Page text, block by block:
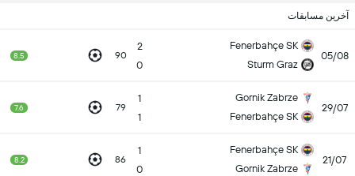
آخرین مسابقات
05/08
Fenerbahçe SK
Sturm Graz
2
0
90
8.5
29/07
Gornik Zabrze
Fenerbahçe SK
1
1
79
7.6
21/07
Fenerbahçe SK
Gornik Zabrze
1
0
86
8.2